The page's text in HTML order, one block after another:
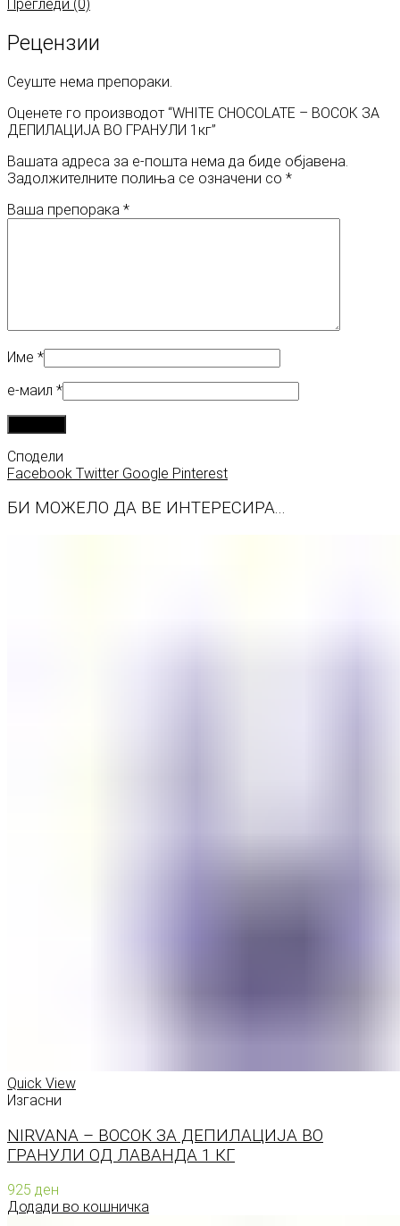
Прегледи (0)
Рецензии
Сеуште нема препораки.
Оценете го производот “WHITE CHOCOLATE – ВОСОК ЗА
ДЕПИЛАЦИЈА ВО ГРАНУЛИ 1кг”
Вашата адреса за е-пошта нема да биде објавена.
Задолжителните полиња се означени со *
Ваша препорака *
Име *
е-маил *
Сподели
Facebook Twitter Google Pinterest
БИ МОЖЕЛО ДА ВЕ ИНТЕРЕСИРА...
Quick View
Изгасни
NIRVANA – ВОСОК ЗА ДЕПИЛАЦИЈА ВО
ГРАНУЛИ ОД ЛАВАНДА 1 КГ
925 ден
Додади во кошничка